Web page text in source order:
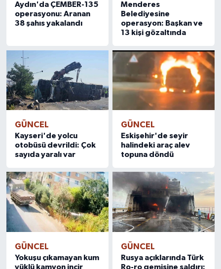
Aydın'da ÇEMBER-135
operasyonu: Aranan
38 şahıs yakalandı
Menderes
Belediyesine
operasyon: Başkan ve
13 kişi gözaltında
GÜNCEL
Kayseri'de yolcu
otobüsü devrildi: Çok
sayıda yaralı var
GÜNCEL
Eskişehir'de seyir
halindeki araç alev
topuna döndü
GÜNCEL
Yokuşu çıkamayan kum
yüklü kamyon incir
GÜNCEL
Rusya açıklarında Türk
Ro-ro gemisine saldırı: